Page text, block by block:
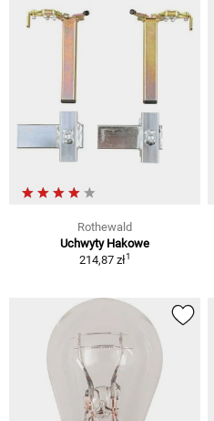
Rothewald
Uchwyty Hakowe
214,87 zł1